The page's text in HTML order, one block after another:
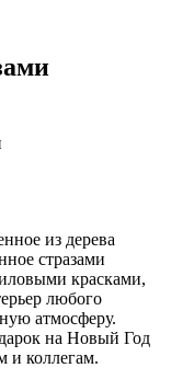
из дерева
стразами
красками,
любого
атмосферу.
на Новый Год
и коллегам.